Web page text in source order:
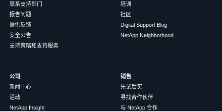
联系支持部门
报告问题
提供反馈
安全公告
支持策略和支持服务
培训
社区
Digital Support Blog
NetApp Neighborhood
公司
新闻中心
活动
NetApp Insight
销售
先试后买
寻找合作伙伴
与 NetApp 合作